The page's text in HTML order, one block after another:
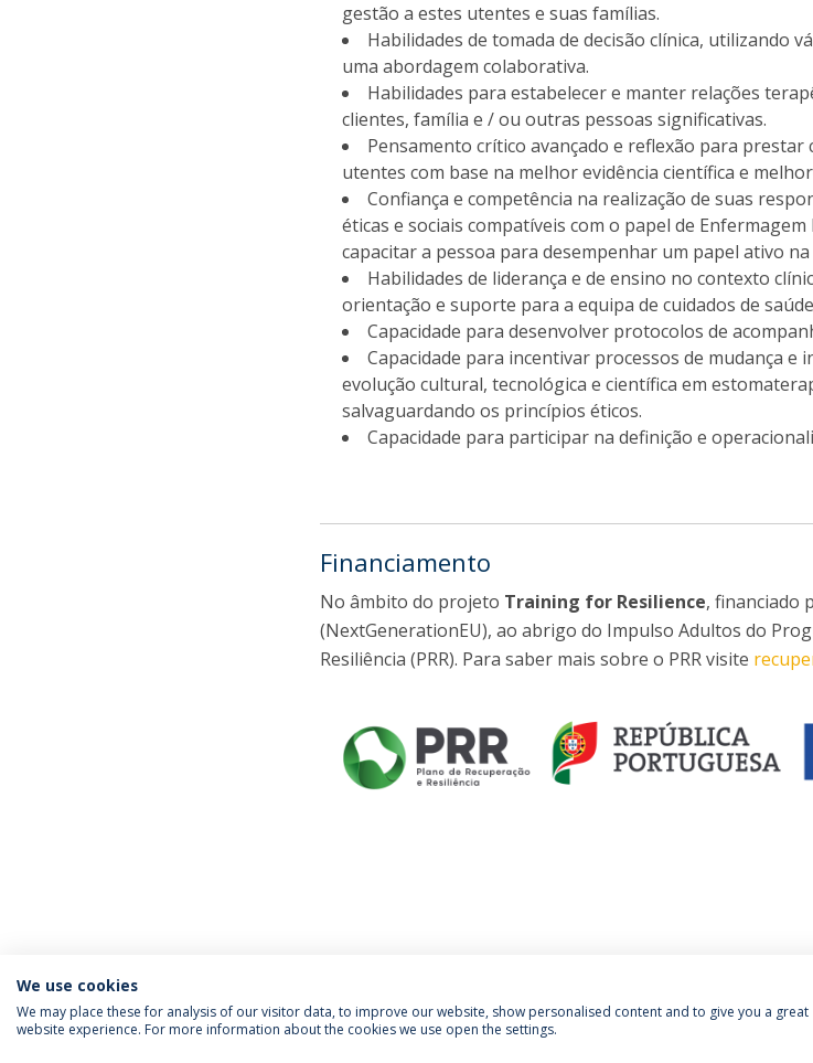
gestão a estes utentes e suas famílias.
Habilidades de tomada de decisão clínica, utilizando
uma abordagem colaborativa.
Habilidades para estabelecer e manter relações
clientes, família e / ou outras pessoas significativas.
Pensamento crítico avançado e reflexão para prestar
utentes com base na melhor evidência científica e
Confiança e competência na realização de suas
éticas e sociais compatíveis com o papel de
capacitar a pessoa para desempenhar um papel ativo na
Habilidades de liderança e de ensino no contexto
orientação e suporte para a equipa de cuidados de
Capacidade para desenvolver protocolos de
Capacidade para incentivar processos de mudança e
evolução cultural, tecnológica e científica em
salvaguardando os princípios éticos.
Capacidade para participar na definição e
Financiamento
No âmbito do projeto Training for Resilience, financiado
(NextGenerationEU), ao abrigo do Impulso Adultos do
Resiliência (PRR). Para saber mais sobre o PRR visite
We use cookies
We may place these for analysis of our visitor data, to improve our website, show personalised content and to give you a great
website experience. For more information about the cookies we use open the settings.